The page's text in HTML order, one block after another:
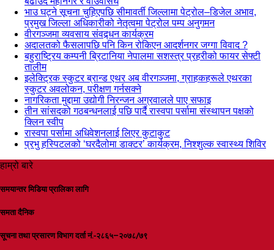
भाउ घट्ने सूचना चुहिएपछि सीमावर्ती जिल्लामा पेट्रोल–डिजेल अभाव,
प्रमुख जिल्ला अधिकारीको नेतृत्वमा पेट्रोल पम्प अनुगमन
वीरगञ्जमा व्यवसाय संवद्र्धन कार्यक्रम
अदालतको फैसलापछि पनि किन रोकिएन आदर्शनगर जग्गा विवाद ?
बहुराष्ट्रिय कम्पनी ब्रिटानिया नेपालमा सशस्त्र प्रहरीको फायर सेफ्टी
तालीम
इलेक्ट्रिक स्कुटर ब्रान्ड एथर अब वीरगञ्जमा, ग्राहकहरूले एथरका
स्कुटर अवलोकन, परीक्षण गर्नसक्ने
नागरिकता मुद्दामा उद्योगी निरन्जन अग्रवालले पाए सफाइ
तीन सांसदको गठबन्धनलाई पछि पार्दै रास्वपा पर्सामा संस्थापन पक्षको
क्लिन स्वीप
रास्वपा पर्सामा अधिवेशनलाई लिएर कुटाकुट
प्रभु हस्पिटलको ‘घरदैलोमा डाक्टर’ कार्यक्रम, निश्शुल्क स्वास्थ्य शिविर
हाम्रो बारे
समयान्तर मिडिया प्रालिका लागि
समता दैनिक
सूचना तथा प्रसारण विभाग दर्ता नं.-२८६५–२०७८/७९